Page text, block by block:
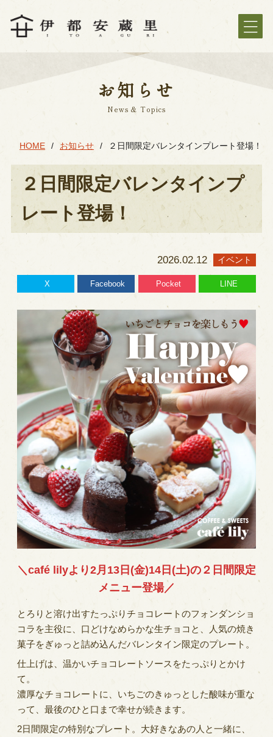
お知らせ
News & Topics
HOME お知らせ ２日間限定バレンタインプレート登場！
２日間限定バレンタインプ
レート登場！
2026.02.12 イベント
X Facebook Pocket LINE
＼café lilyより2月13日(金)14日(土)の２日間限定
メニュー登場／
とろりと溶け出すたっぷりチョコレートのフォンダンショ
コラを主役に、口どけなめらかな生チョコと、人気の焼き
菓子をぎゅっと詰め込んだバレンタイン限定のプレート。
仕上げは、温かいチョコレートソースをたっぷりとかけ
て。
濃厚なチョコレートに、いちごのきゅっとした酸味が重な
って、最後のひと口まで幸せが続きます。
2日間限定の特別なプレート。大好きなあの人と一緒に、